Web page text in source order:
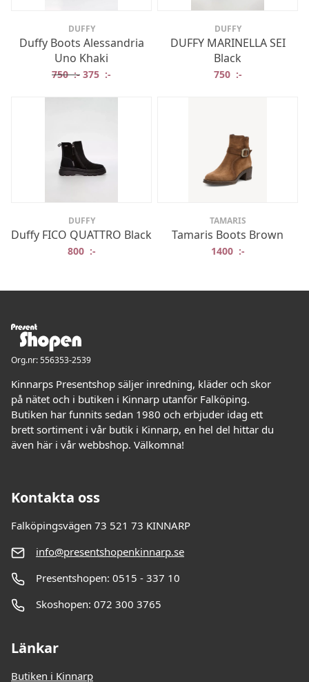
DUFFY
Duffy Boots Alessandria
Uno Khaki
750:- Det ursprungliga priset var: 750 :-.
375 :- Det nuvarande priset är: 375 :-.
DUFFY
DUFFY MARINELLA SEI
Black
750 :-
DUFFY
Duffy FICO QUATTRO Black
800 :-
TAMARIS
Tamaris Boots Brown
1400 :-
Org.nr: 556353-2539
Kinnarps Presentshop säljer inredning, kläder och skor
på nätet och i butiken i Kinnarp utanför Falköping.
Butiken har funnits sedan 1980 och erbjuder idag ett
brett sortiment i vår butik i Kinnarp, en hel del hittar du
även här i vår webbshop. Välkomna!
Kontakta oss
Falköpingsvägen 73 521 73 KINNARP
info@presentshopenkinnarp.se
Presentshopen: 0515 - 337 10
Skoshopen: 072 300 3765
Länkar
Butiken i Kinnarp